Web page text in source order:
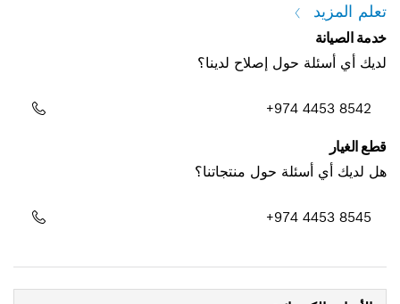
تعلم المزيد
خدمة الصيانة
لديك أي أسئلة حول إصلاح لدينا؟
+974 4453 8542
قطع الغيار
هل لديك أي أسئلة حول منتجاتنا؟
+974 4453 8545